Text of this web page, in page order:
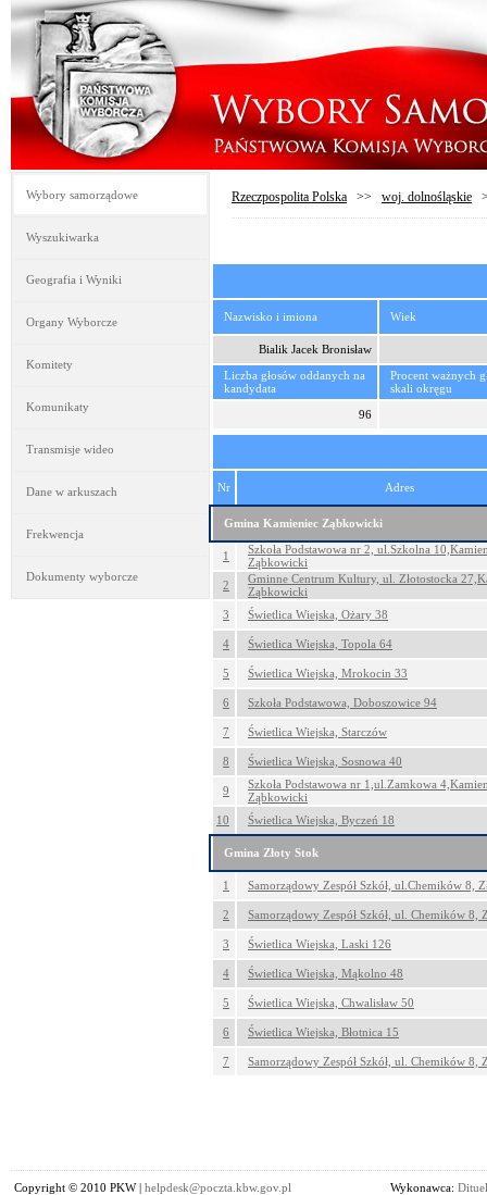
Wybory samorządowe
Wyszukiwarka
Geografia i Wyniki
Organy Wyborcze
Komitety
Komunikaty
Transmisje wideo
Dane w arkuszach
Frekwencja
Dokumenty wyborcze
Rzeczpospolita Polska >> woj. dolnośląskie
Nazwisko i imiona Wiek
Bialik Jacek Bronisław
Liczba głosów oddanych na
kandydata
Procent ważnych
skali okręgu
96
Nr Adres
Gmina Kamieniec Ząbkowicki
1
Szkoła Podstawowa nr 2, ul.Szkolna
Ząbkowicki
2
Gminne Centrum Kultury, ul. Złotostocka
Ząbkowicki
3
Świetlica Wiejska, Ożary 38
4 Świetlica Wiejska, Topola 64
5 Świetlica Wiejska, Mrokocin 33
6 Szkoła Podstawowa, Doboszowice 94
7 Świetlica Wiejska, Starczów
8 Świetlica Wiejska, Sosnowa 40
9
Szkoła Podstawowa nr 1,ul.Zamkowa
Ząbkowicki
10
Świetlica Wiejska, Byczeń 18
Gmina Złoty Stok
1 Samorządowy Zespół Szkół, ul.Chemików 8,
2 Samorządowy Zespół Szkół, ul. Chemików 8,
3 Świetlica Wiejska, Laski 126
4 Świetlica Wiejska, Mąkolno 48
5 Świetlica Wiejska, Chwalisław 50
6 Świetlica Wiejska, Błotnica 15
7 Samorządowy Zespół Szkół, ul. Chemików 8,
Copyright © 2010 PKW | helpdesk@poczta.kbw.gov.pl Wykonawca: